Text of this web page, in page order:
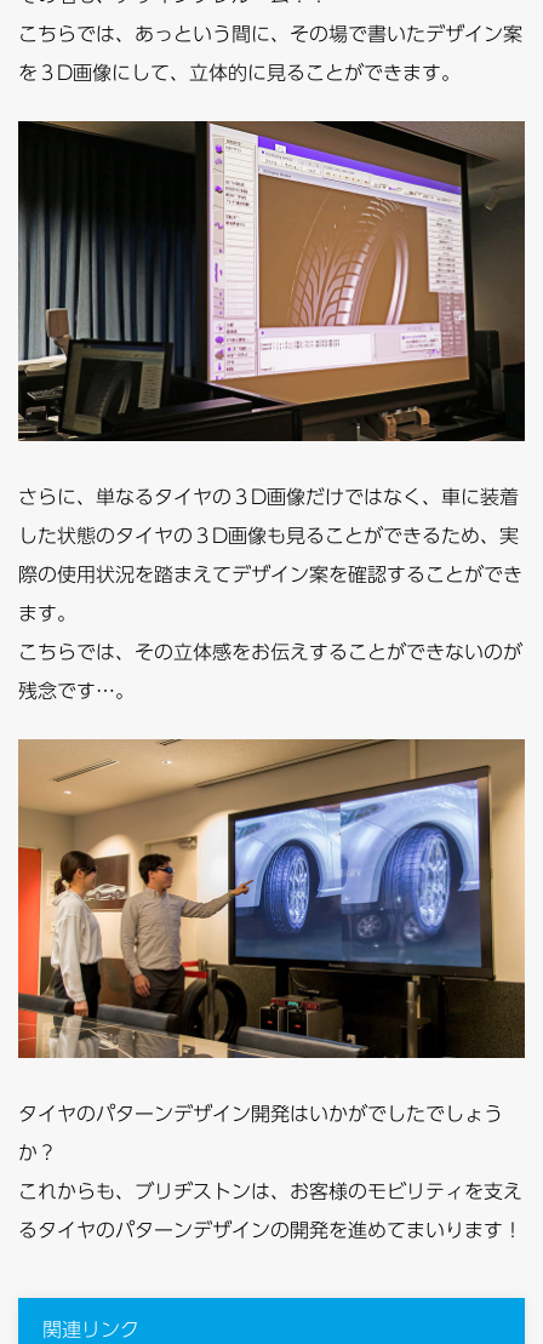
こちらでは、あっという間に、その場で書いたデザイン案
を３D画像にして、立体的に見ることができます。
さらに、単なるタイヤの３D画像だけではなく、車に装着
した状態のタイヤの３D画像も見ることができるため、実
際の使用状況を踏まえてデザイン案を確認することができ
ます。
こちらでは、その立体感をお伝えすることができないのが
残念です…。
タイヤのパターンデザイン開発はいかがでしたでしょう
か？
これからも、ブリヂストンは、お客様のモビリティを支え
るタイヤのパターンデザインの開発を進めてまいります！
関連リンク